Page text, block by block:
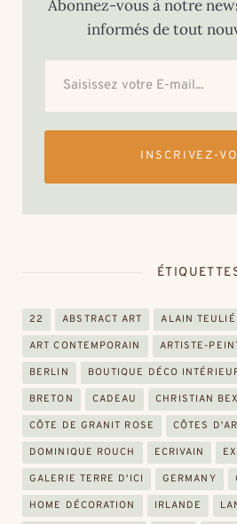
Abonnez-vous à notre
informés de tout
INSCRIVEZ-
22 ABSTRACT ART ALAIN TEULIÉ
ART CONTEMPORAIN ARTISTE-
BERLIN BOUTIQUE DÉCO
BRETON CADEAU CHRISTIAN BEX
CÔTE DE GRANIT ROSE CÔTES
DOMINIQUE ROUCH ECRIVAIN
GALERIE TERRE D'ICI GERMANY
HOME DÉCORATION IRLANDE